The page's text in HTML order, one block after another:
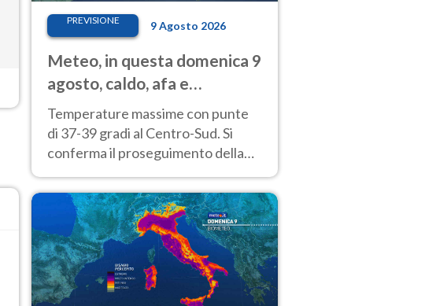
PREVISIONE 9 Agosto 2026
Meteo, in questa domenica 9
agosto, caldo, afa e
temporali di calore
Temperature massime con punte
di 37-39 gradi al Centro-Sud. Si
conferma il proseguimento della
weekend di Ferragosto